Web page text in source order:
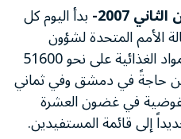
بدأ اليوم كل
الأمم المتحدة لشؤون
اللاجئين (المفوضية) بتوزيع المواد الغذائية على نحو 51600
حاجةً في دمشق وفي ثماني
في غضون العشرة